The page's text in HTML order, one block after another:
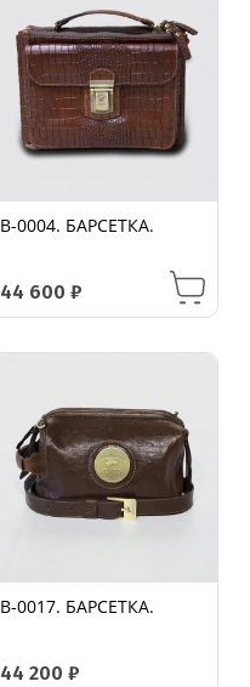
B-0004. БАРСЕТКА.
44 600 ₽
B-0017. БАРСЕТКА.
44 200 ₽